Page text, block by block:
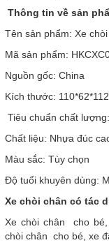
Thông tin về sản
Tên sản phẩm: Xe
Mã sản phẩm:
Nguồn gốc: China
Kích thước:
Tiêu chuẩn chất
Chất liệu: Nhựa đúc
Màu sắc: Tùy chọn
Độ tuổi khuyên dùng:
Xe chòi chân có tác
Xe chòi chân cho
chòi chân cho bé, xe